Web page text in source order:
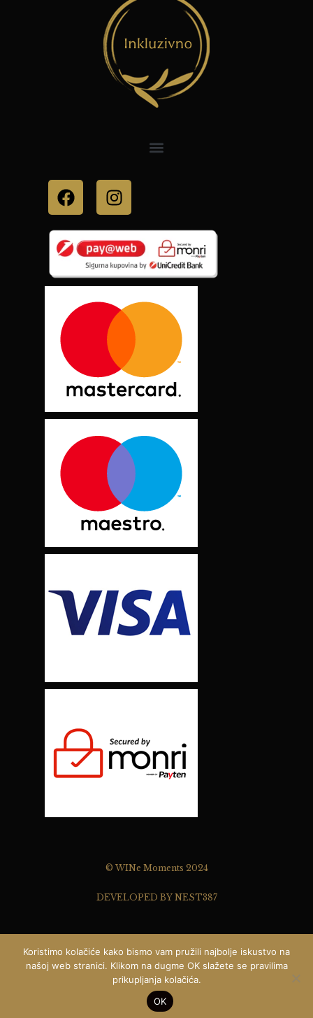
© WINe Moments 2024
DEVELOPED BY NEST387
Koristimo kolačiće kako bismo vam pružili najbolje iskustvo na
našoj web stranici. Klikom na dugme OK slažete se pravilima
prikupljanja kolačića.
OK
Pišite nam ...